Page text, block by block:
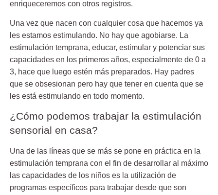
enriqueceremos con otros registros.
Una vez que nacen con cualquier cosa que hacemos ya
les estamos estimulando. No hay que agobiarse. La
estimulación temprana, educar, estimular y potenciar sus
capacidades en los primeros años, especialmente de 0 a
3, hace que luego estén más preparados. Hay padres
que se obsesionan pero hay que tener en cuenta que se
les está estimulando en todo momento.
¿Cómo podemos trabajar la estimulación
sensorial en casa?
Una de las líneas que se más se pone en práctica en la
estimulación temprana con el fin de desarrollar al máximo
las capacidades de los niños es la utilización de
programas específicos para trabajar desde que son